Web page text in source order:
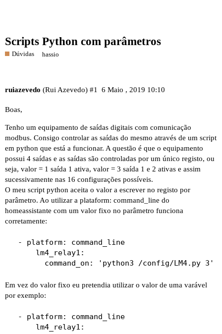
Scripts Python com parâmetros
Dúvidas hassio
ruiazevedo (Rui Azevedo) 6 Maio , 2019 10:10
#1
Boas,
Tenho um equipamento de saídas digitais com comunicação
modbus. Consigo controlar as saídas do mesmo através de um script
em python que está a funcionar. A questão é que o equipamento
possui 4 saídas e as saídas são controladas por um único registo, ou
seja, valor = 1 saída 1 ativa, valor = 3 saída 1 e 2 ativas e assim
sucessivamente nas 16 configurações possíveis.
O meu script python aceita o valor a escrever no registo por
parâmetro. Ao utilizar a plataform: command_line do
homeassistante com um valor fixo no parâmetro funciona
corretamente:
  - platform: command_line
      lm4_relay1:
Em vez do valor fixo eu pretendia utilizar o valor de uma varável
por exemplo:
  - platform: command_line
      lm4_relay1: